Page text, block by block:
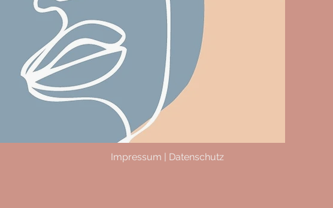
Impressum | Datenschutz